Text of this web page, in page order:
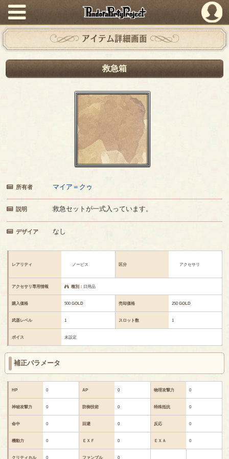
PandoraPartyProject
アイテム詳細画面
救急箱
所有者 マイア＝クゥ
説明 救急セットが一式入っています。
デザイア なし
レアリティ ノービス 区分 アクセサリ
アクセサリ専用情報 種別： 日用品
購入価格 500GOLD 売却価格 250GOLD
武器レベル 1 スロット数 1
ボイス 未設定
補正パラメータ
HP 0 AP 0 物理攻撃力 0
神秘攻撃力 0 防御技術 0 特殊抵抗 0
命中 0 回避 0 反応 0
機動力 0 ＥＸＦ 0 ＥＸＡ 0
クリティカル 0 ファンブル 0